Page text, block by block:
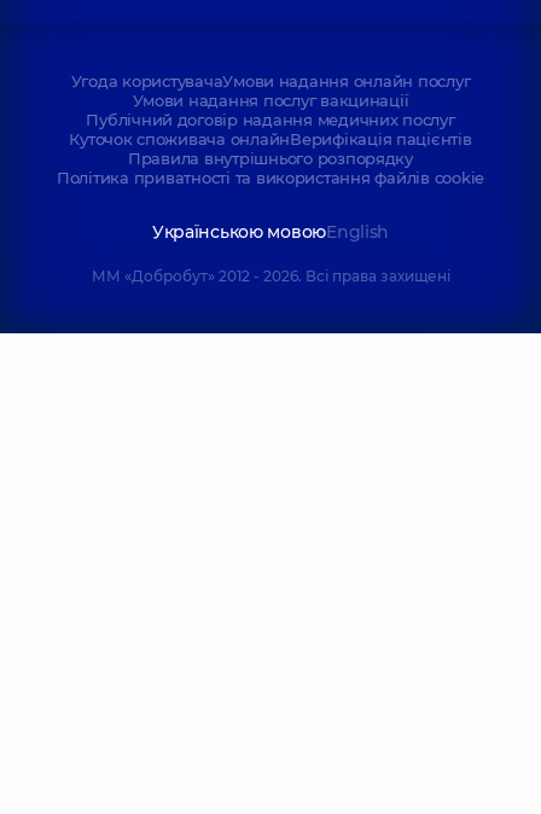
Угода користувачаУмови надання онлайн послуг
Умови надання послуг вакцинації
Публічний договір надання медичних послуг
Куточок споживача онлайнВерифікація пацієнтів
Правила внутрішнього розпорядку
Політика приватності та використання файлів cookie
Українською мовоюEnglish
ММ «Добробут» 2012 - 2026. Всі права захищені